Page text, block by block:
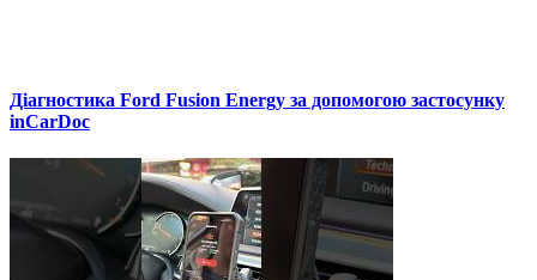
Діагностика Ford Fusion Energy за допомогою застосунку
inCarDoc